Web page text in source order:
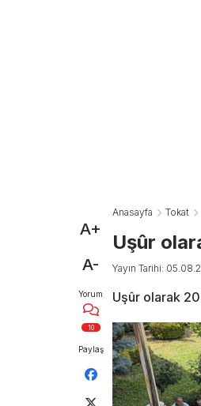
A+
A-
Yorum
10
Paylaş
Anasayfa Tokat
Uşûr
Yayın Tarihi:
Uşûr olarak 20